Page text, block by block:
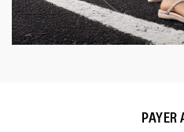
PAYER